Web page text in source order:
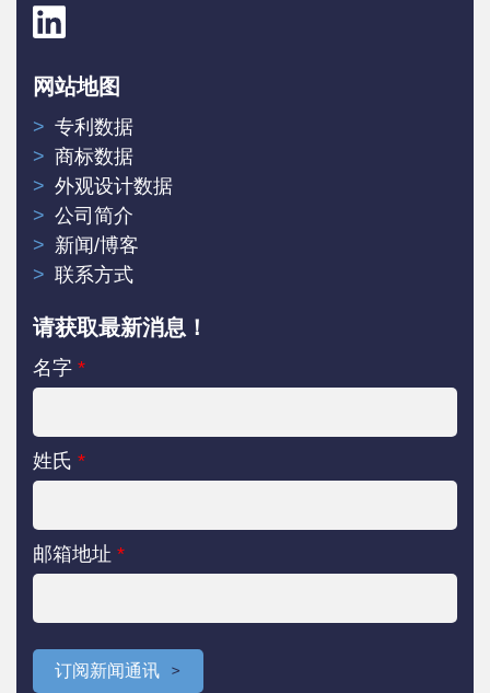
网站地图
专利数据
商标数据
外观设计数据
公司简介
新闻/博客
联系方式
请获取最新消息！
名字 *
姓氏 *
邮箱地址 *
订阅新闻通讯